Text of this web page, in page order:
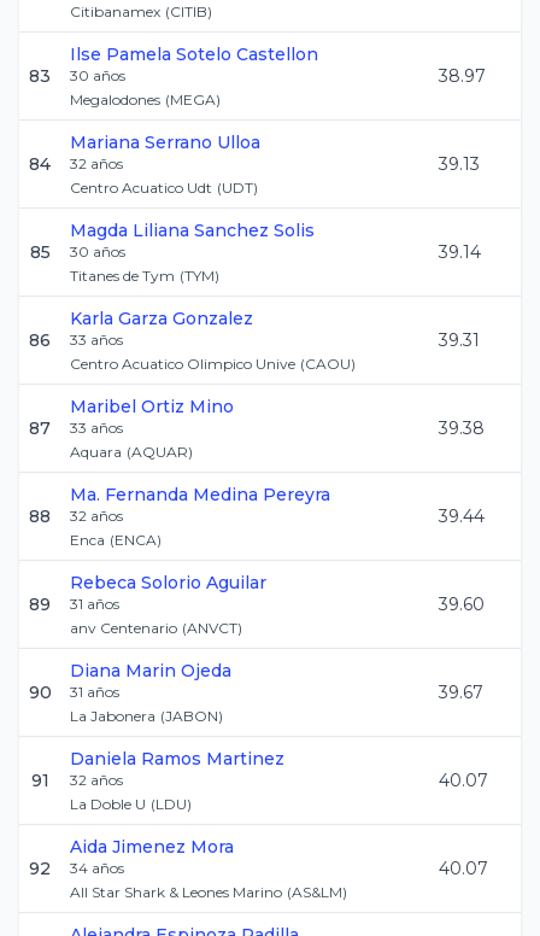
Citibanamex (CITIB)
83
Ilse Pamela Sotelo Castellon
30 años
Megalodones (MEGA)
38.97
84
Mariana Serrano Ulloa
32 años
Centro Acuatico Udt (UDT)
39.13
85
Magda Liliana Sanchez Solis
30 años
Titanes de Tym (TYM)
39.14
86
Karla Garza Gonzalez
33 años
Centro Acuatico Olimpico Unive (CAOU)
39.31
87
Maribel Ortiz Mino
33 años
Aquara (AQUAR)
39.38
88
Ma. Fernanda Medina Pereyra
32 años
Enca (ENCA)
39.44
89
Rebeca Solorio Aguilar
31 años
anv Centenario (ANVCT)
39.60
90
Diana Marin Ojeda
31 años
La Jabonera (JABON)
39.67
91
Daniela Ramos Martinez
32 años
La Doble U (LDU)
40.07
92
Aida Jimenez Mora
34 años
All Star Shark & Leones Marino (AS&LM)
40.07